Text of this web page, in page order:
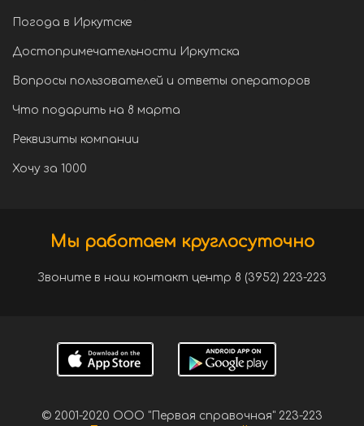
Погода в Иркутске
Достопримечательности Иркутска
Вопросы пользователей и ответы операторов
Что подарить на 8 марта
Реквизиты компании
Хочу за 1000
Мы работаем круглосуточно
Звоните в наш контакт центр 8 (3952) 223-223
© 2001-2020 ООО "Первая справочная" 223-223